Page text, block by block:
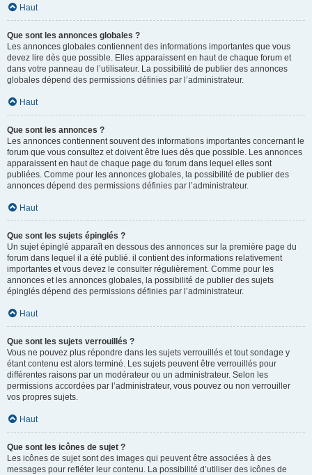
Haut
Que sont les annonces globales ?
Les annonces globales contiennent des informations importantes que vous
devez lire dès que possible. Elles apparaissent en haut de chaque forum et
dans votre panneau de l’utilisateur. La possibilité de publier des annonces
globales dépend des permissions définies par l’administrateur.
Haut
Que sont les annonces ?
Les annonces contiennent souvent des informations importantes concernant le
forum que vous consultez et doivent être lues dès que possible. Les annonces
apparaissent en haut de chaque page du forum dans lequel elles sont
publiées. Comme pour les annonces globales, la possibilité de publier des
annonces dépend des permissions définies par l’administrateur.
Haut
Que sont les sujets épinglés ?
Un sujet épinglé apparaît en dessous des annonces sur la première page du
forum dans lequel il a été publié. il contient des informations relativement
importantes et vous devez le consulter régulièrement. Comme pour les
annonces et les annonces globales, la possibilité de publier des sujets
épinglés dépend des permissions définies par l’administrateur.
Haut
Que sont les sujets verrouillés ?
Vous ne pouvez plus répondre dans les sujets verrouillés et tout sondage y
étant contenu est alors terminé. Les sujets peuvent être verrouillés pour
différentes raisons par un modérateur ou un administrateur. Selon les
permissions accordées par l’administrateur, vous pouvez ou non verrouiller
vos propres sujets.
Haut
Que sont les icônes de sujet ?
Les icônes de sujet sont des images qui peuvent être associées à des
messages pour refléter leur contenu. La possibilité d’utiliser des icônes de